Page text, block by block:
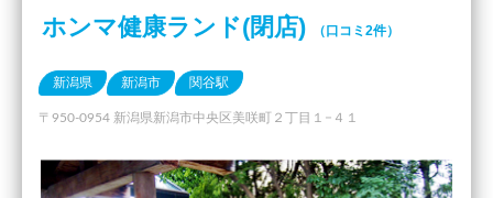
ホンマ健康ランド(閉店) （口コミ2件）
新潟県 新潟市 関谷駅
〒950-0954 新潟県新潟市中央区美咲町２丁目１−４１